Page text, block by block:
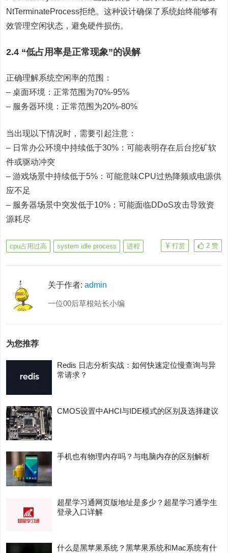
NtTerminateProcess拒绝。这种设计确保了系统始终能够有
效管理空闲状态，避免硬件损伤。
2.4 “低占用率是正常现象”的误解
正确理解系统空闲率的范围：
– 桌面环境：正常范围为70%-95%
– 服务器环境：正常范围为20%-80%
当出现以下情况时，需要引起注意：
– 日常办公环境中持续低于30%：可能表明存在后台挖矿软
件或驱动冲突
– 游戏场景中持续低于5%：可能意味CPU过热降频或电源供
应不足
– 服务器场景中突发低于10%：可能面临DDoS攻击导致资
源耗尽
cpu占用过高 system idle process 进程 2 赞
打赏
关于作者:admin
一位00后草根站长小编
为您推荐
Redis 日志分析实战：如何快速定位慢查询与异
常请求？
CMOS设置中AHCI与IDE模式的区别及选择建议
手机也有物理内存吗？与电脑内存的区别解析
超星学习通网页版地址是多少？超星学习通学生
登录入口详解
什么是黑苹果系统？黑苹果系统和Mac系统有什